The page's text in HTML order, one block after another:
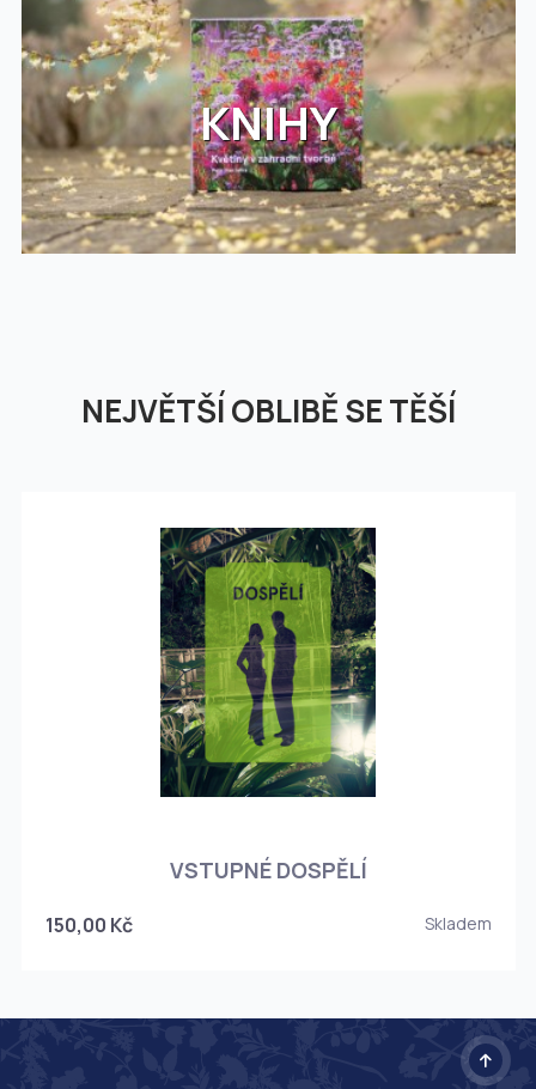
KNIHY
NEJVĚTŠÍ OBLIBĚ SE TĚŠÍ
VSTUPNÉ DOSPĚLÍ
150,00 Kč Skladem